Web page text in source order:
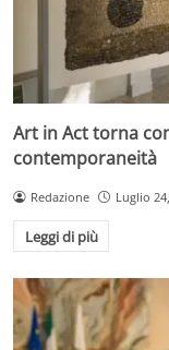
Art in Act torna
contemporaneità
Redazione Luglio
Leggi di più